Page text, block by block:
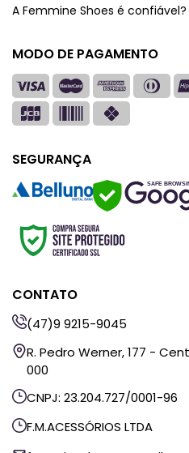
A Femmine Shoes é confiável?
MODO DE PAGAMENTO
SEGURANÇA
SAFE
CONTATO
(47)9 9215-9045
R. Pedro Werner, 177 -
000
CNPJ: 23.204.727/0001-96
F.M.ACESSÓRIOS LTDA